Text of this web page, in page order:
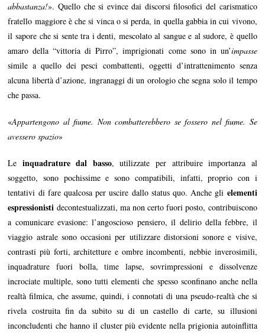
abbastanza!». Quello che si evince dai discorsi filosofici del carismatico
fratello maggiore è che si vinca o si perda, in quella gabbia in cui vivono,
il sapore che si sente tra i denti, mescolato al sangue e al sudore, è quello
amaro della “vittoria di Pirro”, imprigionati come sono in un’impasse
simile a quello dei pesci combattenti, oggetti d’intrattenimento senza
alcuna libertà d’azione, ingranaggi di un orologio che segna solo il tempo
che passa.
«Appartengono al fiume. Non combatterebbero se fossero nel fiume. Se
avessero spazio»
Le inquadrature dal basso, utilizzate per attribuire importanza al
soggetto, sono pochissime e sono compatibili, infatti, proprio con i
tentativi di fare qualcosa per uscire dallo status quo. Anche gli elementi
espressionisti decontestualizzati, ma non certo fuori posto, contribuiscono
a comunicare evasione: l’angoscioso pensiero, il delirio della febbre, il
viaggio astrale sono occasioni per utilizzare distorsioni sonore e visive,
contrasti più forti, architetture e ombre incombenti, nebbie inverosimili,
inquadrature fuori bolla, time lapse, sovrimpressioni e dissolvenze
incrociate multiple, sono tutti elementi che spesso sconfinano anche nella
realtà filmica, che assume, quindi, i connotati di una pseudo-realtà che si
rivela costruita fin da subito su di un castello di carte, su illusioni
inconcludenti che hanno il cluster più evidente nella prigionia autoinflitta